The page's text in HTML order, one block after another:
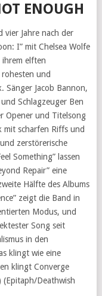
ENOUGH
vier Jahre nach der
I” mit Chelsea Wolfe
ihrem elften
und
Sänger Jacob Bannon,
Schlagzeuger Ben
Opener und Titelsong
mit scharfen Riffs und
zerstörerische
Something” lassen
Repair” eine
Hälfte des Albums
zeigt die Band in
Modus, und
Song seit
in den
klingt wie eine
klingt Converge
Deathwish